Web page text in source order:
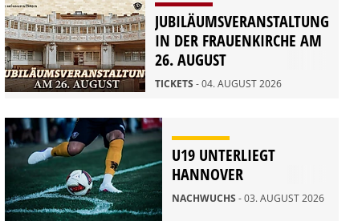
JUBILÄUMSVERANSTALTUNG
IN DER FRAUENKIRCHE AM
26. AUGUST
TICKETS - 04. AUGUST 2026
U19 UNTERLIEGT
HANNOVER
NACHWUCHS - 03. AUGUST 2026